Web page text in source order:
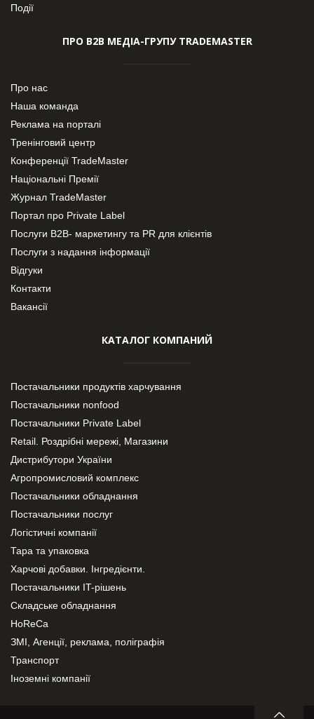
Події
ПРО В2В МЕДІА-ГРУПУ TRADEMASTER
Про нас
Наша команда
Реклама на порталі
Тренінговий центр
Конференції TradeMaster
Національні Премії
Журнал TradeMaster
Портал про Private Label
Послуги В2В- маркетингу та PR для клієнтів
Послуги з надання інформації
Відгуки
Контакти
Вакансії
КАТАЛОГ КОМПАНИЙ
Постачальники продуктів харчування
Постачальники nonfood
Постачальники Private Label
Retail. Роздрібні мережі, Магазини
Дистрибутори України
Агропромисловий комплекс
Постачальники обладнання
Постачальники послуг
Логістичні компанії
Тара та упаковка
Харчові добавки. Інгредієнти.
Постачальники IT-рішень
Складське обладнання
HoReCa
ЗМІ, Агенції, реклама, поліграфія
Транспорт
Іноземні компанії